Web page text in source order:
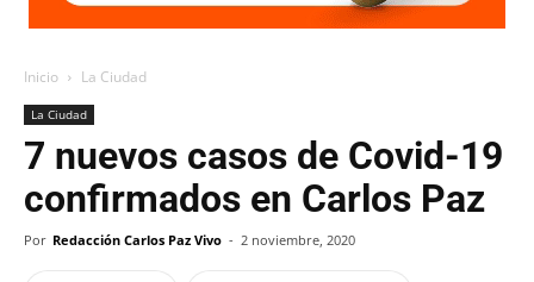
Inicio La Ciudad
La Ciudad
7 nuevos casos de Covid-19
confirmados en Carlos Paz
Por Redacción Carlos Paz Vivo - 2 noviembre, 2020